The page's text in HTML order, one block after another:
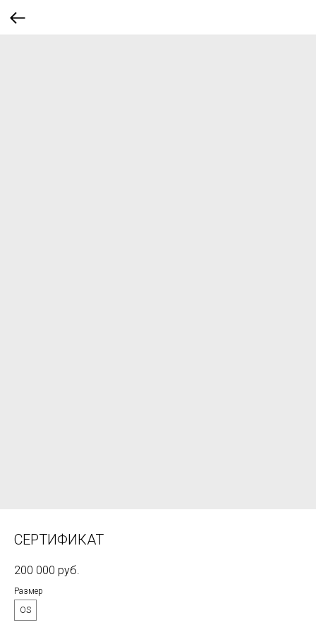
СЕРТИФИКАТ
200 000 руб.
Размер
OS